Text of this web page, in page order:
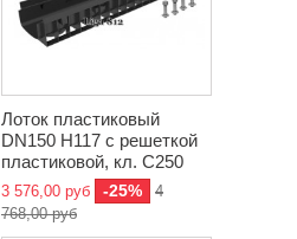
Лоток пластиковый
DN150 H117 с решеткой
пластиковой, кл. C250
3 576,00 руб -25%
4
768,00 руб